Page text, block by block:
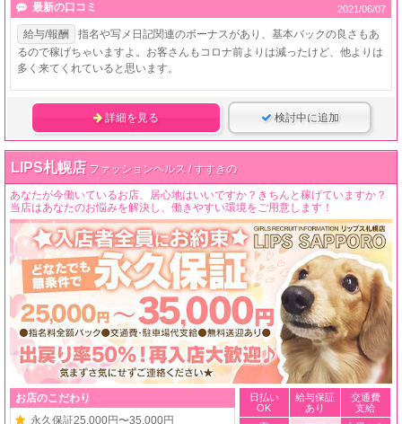
最新の口コミ 2021/06/07
給与/報酬
指名や写メ日記関連のボーナスがあり、基本バックの良さもあ
るので稼げちゃいますよ。お客さんもコロナ前よりは減ったけど、他よりは
多く来てくれていると思います。
詳細を見る 検討中に追加
LIPS札幌店 ファッションヘルス / すすきの
あなたが今働いているお店、居心地はいいですか？きちんと稼げていますか？
当店はあなたのお悩みを解決し、働きやすい環境をご用意します！
お店のこだわり
永久保証25,000円〜35,000円
日払い
OK
給与保証
あり
交通費
支給